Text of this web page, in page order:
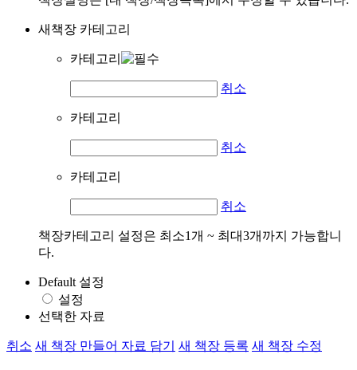
새책장 카테고리
카테고리
취소
카테고리
취소
카테고리
취소
책장카테고리 설정은 최소1개 ~ 최대3개까지 가능합니
다.
Default 설정
설정
선택한 자료
취소 새 책장 만들어 자료 담기 새 책장 등록 새 책장 수정